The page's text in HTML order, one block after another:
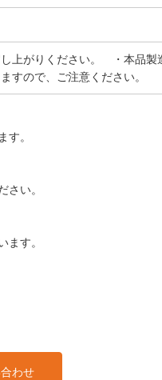
上がりください。 ・本品
すので、ご注意ください。
す。
さい。
ます。
わせ